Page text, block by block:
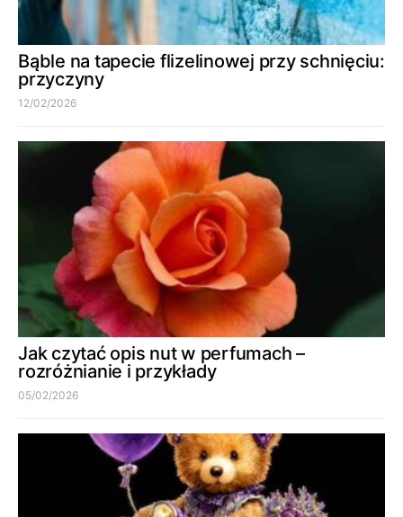
Bąble na tapecie flizelinowej przy schnięciu:
przyczyny
12/02/2026
Jak czytać opis nut w perfumach –
rozróżnianie i przykłady
05/02/2026